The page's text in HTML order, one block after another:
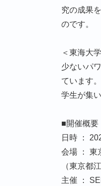
究の成果
のです。
＜東海大
少ないパ
ています
学生が集
■開催概要
日時 ：
会場 ： 東
（東京都
主催 ：